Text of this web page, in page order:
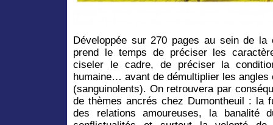
Développée sur 270 pages au sein de
prend le temps de préciser les
ciseler le cadre, de préciser la
humaine… avant de démultiplier les
(sanguinolents). On retrouvera par
de thèmes ancrés chez Dumontheuil : la
des relations amoureuses, la banalité